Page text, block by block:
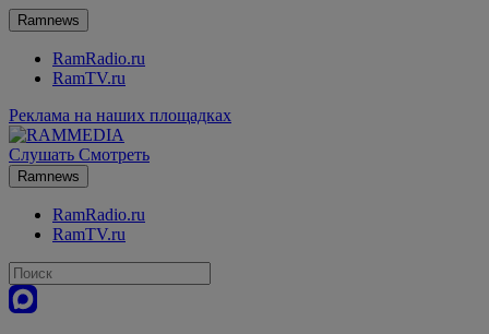
Ramnews
RamRadio.ru
RamTV.ru
Реклама на наших площадках
Слушать Смотреть
Ramnews
RamRadio.ru
RamTV.ru